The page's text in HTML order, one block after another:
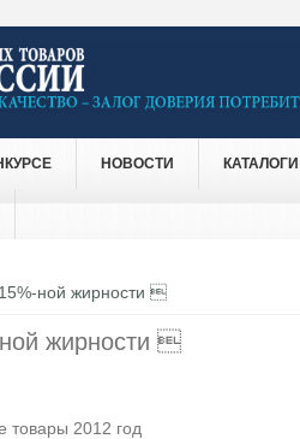
НОВОСТИ КАТАЛОГИ
ной жирности 
жирности 
товары 2012 год